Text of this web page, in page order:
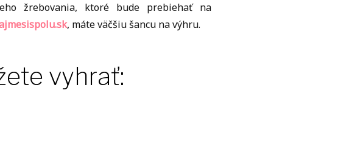
žrebovania, ktoré bude prebiehať na
, máte väčšiu šancu na výhru.
vyhrať: